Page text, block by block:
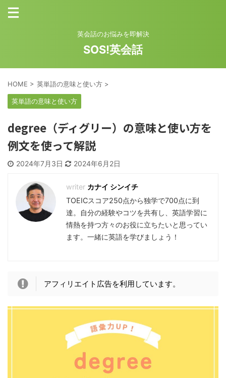
英会話のお悩みを即解決
SOS!英会話
HOME > 英単語の意味と使い方 >
英単語の意味と使い方
degree（ディグリー）の意味と使い方を
例文を使って解説
2024年7月3日 2024年6月2日
カナイ シンイチ
TOEICスコア250点から独学で700点に到
達。自分の経験やコツを共有し、英語学習に
情熱を持つ方々のお役に立ちたいと思ってい
ます。一緒に英語を学びましょう！
アフィリエイト広告を利用しています。